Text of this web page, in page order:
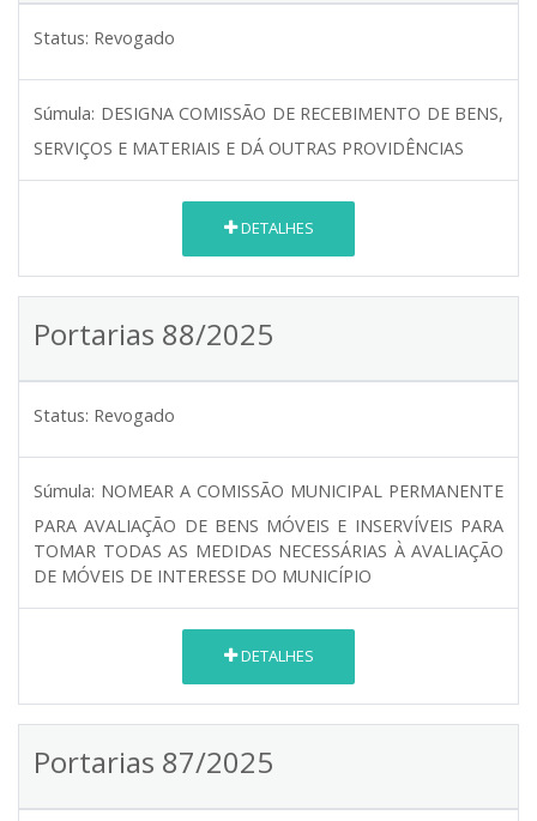
Status: Revogado
Súmula: DESIGNA COMISSÃO DE RECEBIMENTO DE BENS,
SERVIÇOS E MATERIAIS E DÁ OUTRAS PROVIDÊNCIAS
DETALHES
Portarias 88/2025
Status: Revogado
Súmula: NOMEAR A COMISSÃO MUNICIPAL PERMANENTE
PARA AVALIAÇÃO DE BENS MÓVEIS E INSERVÍVEIS PARA
TOMAR TODAS AS MEDIDAS NECESSÁRIAS À AVALIAÇÃO
DE MÓVEIS DE INTERESSE DO MUNICÍPIO
DETALHES
Portarias 87/2025